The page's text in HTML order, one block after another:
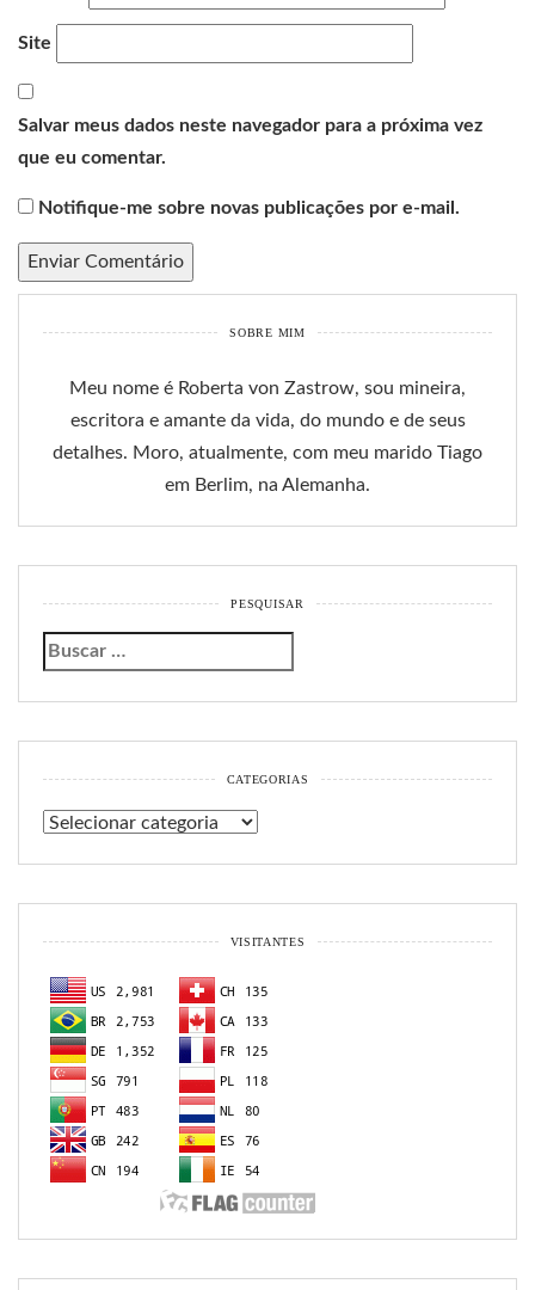
Site
Salvar meus dados neste navegador para a próxima vez
que eu comentar.
Notifique-me sobre novas publicações por e-mail.
SOBRE MIM
Meu nome é Roberta von Zastrow, sou mineira,
escritora e amante da vida, do mundo e de seus
detalhes. Moro, atualmente, com meu marido Tiago
em Berlim, na Alemanha.
PESQUISAR
CATEGORIAS
Categorias
VISITANTES